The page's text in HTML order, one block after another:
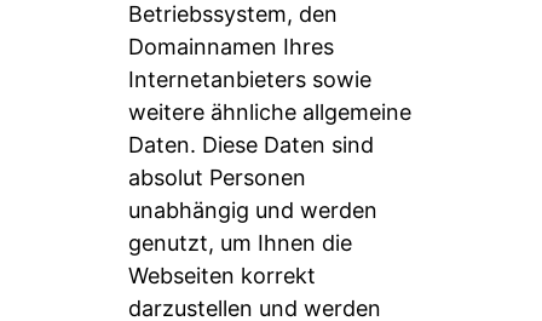
Betriebssystem, den
Domainnamen Ihres
Internetanbieters sowie
weitere ähnliche allgemeine
Daten. Diese Daten sind
absolut Personen
unabhängig und werden
genutzt, um Ihnen die
Webseiten korrekt
darzustellen und werden